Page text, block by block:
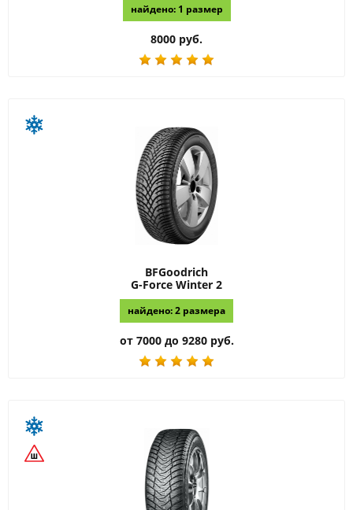
найдено: 1 размер
8000 руб.
BFGoodrich
G-Force Winter 2
найдено: 2 размера
от 7000 до 9280 руб.